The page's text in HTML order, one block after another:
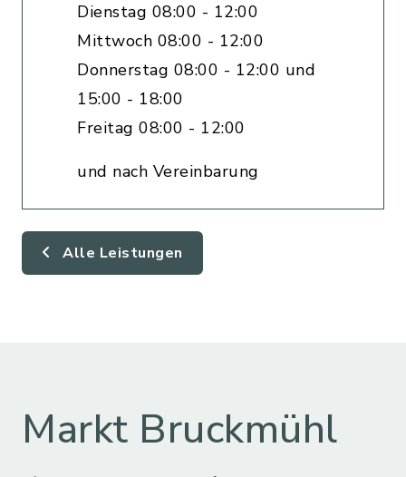
Dienstag 08:00 - 12:00
Mittwoch 08:00 - 12:00
Donnerstag 08:00 - 12:00 und
15:00 - 18:00
Freitag 08:00 - 12:00
und nach Vereinbarung
Alle Leistungen
Markt Bruckmühl